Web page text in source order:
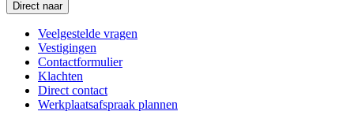
Direct naar
Veelgestelde vragen
Vestigingen
Contactformulier
Klachten
Direct contact
Werkplaatsafspraak plannen